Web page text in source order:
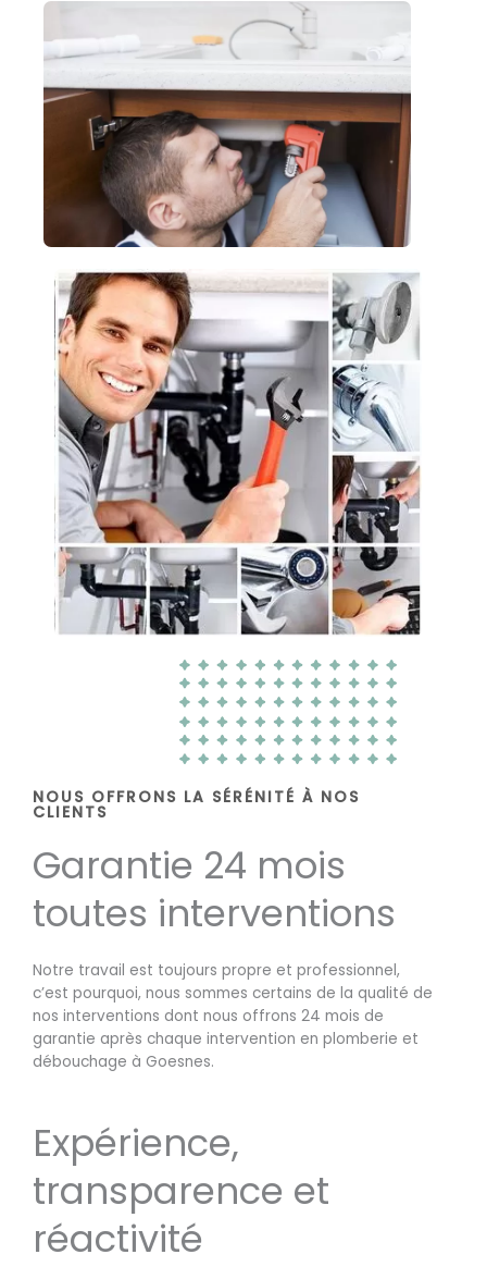
NOUS OFFRONS LA SÉRÉNITÉ À NOS
CLIENTS
Garantie 24 mois
toutes interventions
Notre travail est toujours propre et professionnel,
c’est pourquoi, nous sommes certains de la qualité de
nos interventions dont nous offrons 24 mois de
garantie après chaque intervention en plomberie et
débouchage à Goesnes.
Expérience,
transparence et
réactivité